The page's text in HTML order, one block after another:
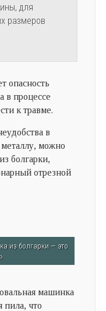
для
размеров
опасность
в процессе
к травме.
в
металлу, можно
болгарки,
отрезной
из болгарки — это
машинка
пила, что